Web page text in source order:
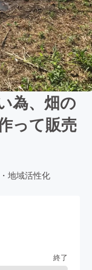
為、畑の
って販売
地域活性化
終了